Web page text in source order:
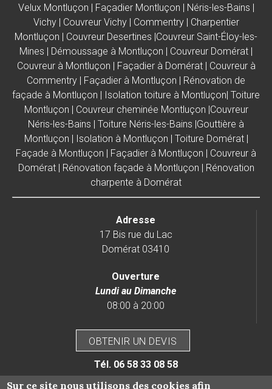
Velux Montluçon | Façadier Montluçon | Néris-les-Bains |
Vichy| Couvreur Vichy| Commentry| Charpentier
Montluçon | Couvreur Desertines |Couvreur Saint-Éloy-les-
Mines | Démoussage à Montluçon | Couvreur Domérat |
Couvreur à Montluçon | Façadier à Domérat| Couvreur à
Commentry | Façadier à Montluçon | Rénovation de
façade à Montluçon | Isolation toiture à Montluçon| Toiture
Montluçon | Couvreur cheminée Montluçon |Couvreur
Néris-les-Bains | Toiture Néris-les-Bains |Gouttière à
Montluçon | Isolation à Montluçon | Toiture Domérat |
Façade à Montluçon | Façadier à Montluçon | Couvreur à
Domérat| Rénovation façade à Montluçon | Rénovation
charpente à Domérat
Adresse
17 Bis rue du Lac
Domérat 03410
Ouverture
Lundi au Dimanche
08:00 à 20:00
OBTENIR UN DEVIS
Tél. 06 58 33 08 58
Sur ce site nous utilisons des cookies afin